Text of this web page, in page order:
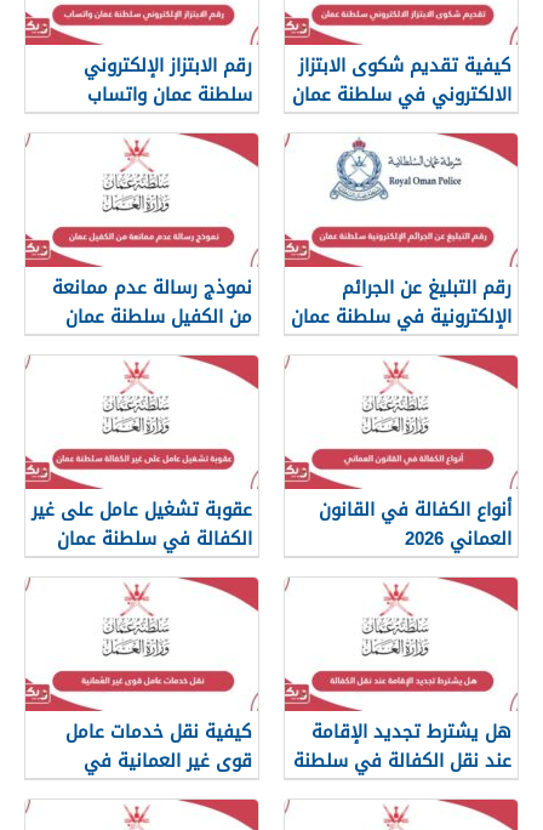
كيفية تقديم شكوى الابتزاز
الالكتروني في سلطنة عمان
رقم الابتزاز الإلكتروني
سلطنة عمان واتساب
رقم التبليغ عن الجرائم
الإلكترونية في سلطنة عمان
2026
نموذج رسالة عدم ممانعة
من الكفيل سلطنة عمان
أنواع الكفالة في القانون
العماني 2026
عقوبة تشغيل عامل على غير
الكفالة في سلطنة عمان
هل يشترط تجديد الإقامة
عند نقل الكفالة في سلطنة
عمان؟
كيفية نقل خدمات عامل
قوى غير العمانية في
سلطنة عمان